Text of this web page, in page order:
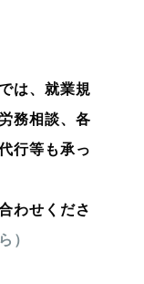
は、就業規
務相談、各
行等も承っ
わせくださ
）